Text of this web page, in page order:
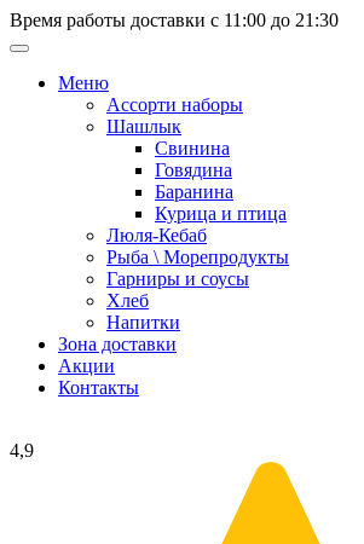
Время работы доставки с 11:00 до 21:30
Меню
Ассорти наборы
Шашлык
Свинина
Говядина
Баранина
Курица и птица
Люля-Кебаб
Рыба \ Морепродукты
Гарниры и соусы
Хлеб
Напитки
Зона доставки
Акции
Контакты
4,9